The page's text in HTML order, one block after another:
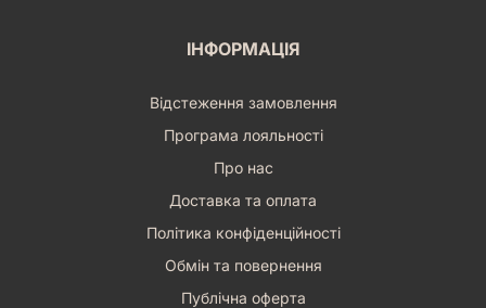
ІНФОРМАЦІЯ
Відстеження замовлення
Програма лояльності
Про нас
Доставка та оплата
Політика конфіденційності
Обмін та повернення
Публічна оферта